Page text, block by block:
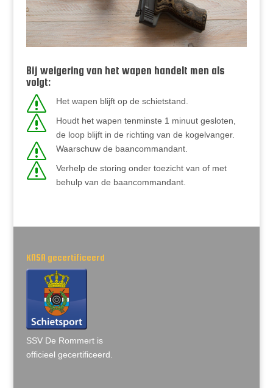
Bij weigering van het wapen handelt men als
volgt:
s Het wapen blijft op de schietstand.
s
Houdt het wapen tenminste 1 minuut gesloten,
de loop blijft in de richting van de kogelvanger.
s Waarschuw de baancommandant.
s
Verhelp de storing onder toezicht van of met
behulp van de baancommandant.
KNSA gecertificeerd
SSV De Rommert is
officieel gecertificeerd.